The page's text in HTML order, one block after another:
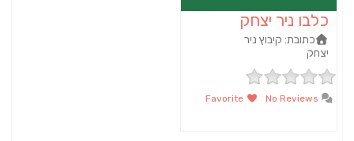
כלבו ניר יצחק
כתובת: קיבוץ ניר
יצחק